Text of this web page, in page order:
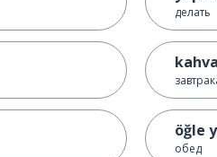
делать
öğle
обед